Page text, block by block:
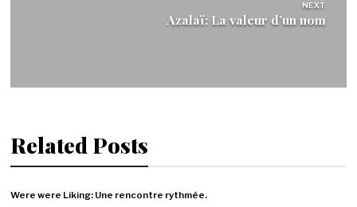
NEXT
Azalaï: La valeur d’un nom
Related Posts
Were were Liking: Une rencontre rythmée.